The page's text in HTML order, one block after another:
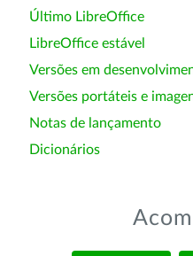
Último LibreOffice
LibreOffice estável
Versões em
Versões portáteis e
Notas de lançamento
Dicionários